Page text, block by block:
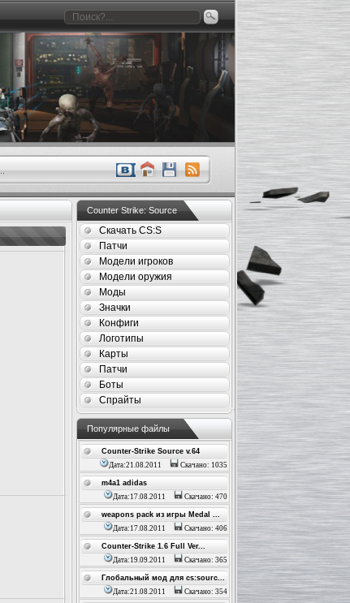
Counter Strike: Source
Скачать CS:S
Патчи
Модели игроков
Модели оружия
Моды
Значки
Конфиги
Логотипы
Карты
Патчи
Боты
Спрайты
Популярные файлы
Counter-Strike Source v.64
Дата:21.08.2011
Скачано: 1035
m4a1 adidas
Дата:17.08.2011
Скачано: 470
weapons pack из игры Medal ...
Дата:17.08.2011
Скачано: 406
Counter-Strike 1.6 Full Ver...
Дата:19.09.2011
Скачано: 365
Глобальный мод для cs:sourc...
Дата:21.08.2011
Скачано: 354